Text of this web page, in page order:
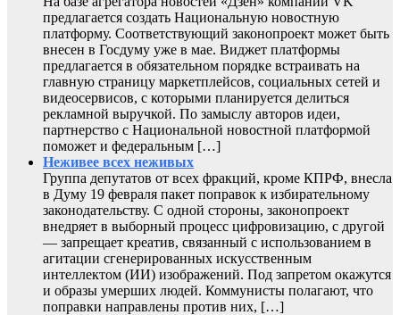
предлагается создать Национальную новостную
платформу. Соответствующий законопроект может быть
внесен в Госдуму уже в мае. Виджет платформы
предлагается в обязательном порядке встраивать на
главную страницу маркетплейсов, социальных сетей и
видеосервисов, с которыми планируется делиться
рекламной выручкой. По замыслу авторов идеи,
партнерство с Национальной новостной платформой
поможет и федеральным […]
Неживее всех неживых
Группа депутатов от всех фракций, кроме КПРФ, внесла
в Думу 19 февраля пакет поправок к избирательному
законодательству. С одной стороны, законопроект
внедряет в выборный процесс цифровизацию, с другой
— запрещает креатив, связанный с использованием в
агитации сгенерированных искусственным
интеллектом (ИИ) изображений. Под запретом окажутся
и образы умерших людей. Коммунисты полагают, что
поправки направлены против них, […]